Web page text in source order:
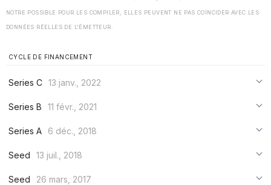
NOTRE POSSIBLE POUR LES COMPILER, ELLES PEUVENT NE PAS COÏNCIDER AVEC LES
DONNÉES RÉELLES DE L'ÉMETTEUR.
CYCLE DE FINANCEMENT
Series C 13 janv., 2022
***
Series B
11 févr., 2021
***
Series A
6 déc., 2018
***
Seed
13 juil., 2018
***
Seed
26 mars, 2017